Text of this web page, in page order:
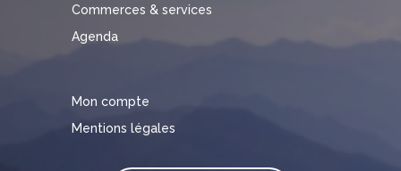
Commerces & services
Agenda
Mon compte
Mentions légales